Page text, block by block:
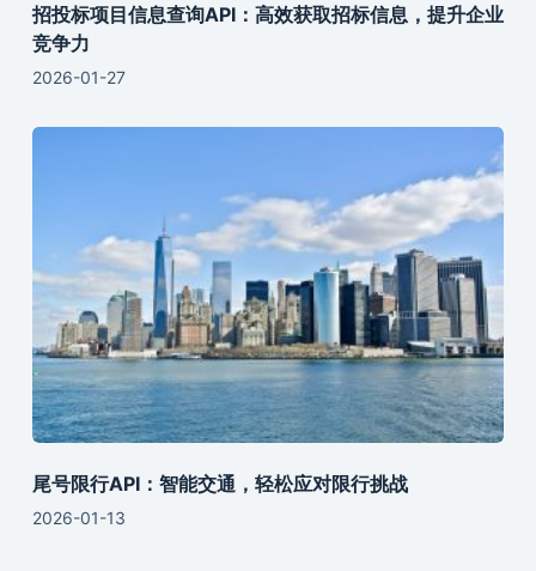
招投标项目信息查询API：高效获取招标信息，提升企业
竞争力
2026-01-27
尾号限行API：智能交通，轻松应对限行挑战
2026-01-13